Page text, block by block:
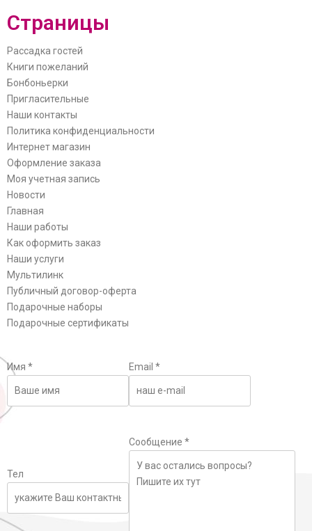
Страницы
Рассадка гостей
Книги пожеланий
Бонбоньерки
Пригласительные
Наши контакты
Политика конфиденциальности
Интернет магазин
Оформление заказа
Моя учетная запись
Новости
Главная
Наши работы
Как оформить заказ
Наши услуги
Мультилинк
Публичный договор-оферта
Подарочные наборы
Подарочные сертификаты
Имя * Email *
Тел
Сообщение *